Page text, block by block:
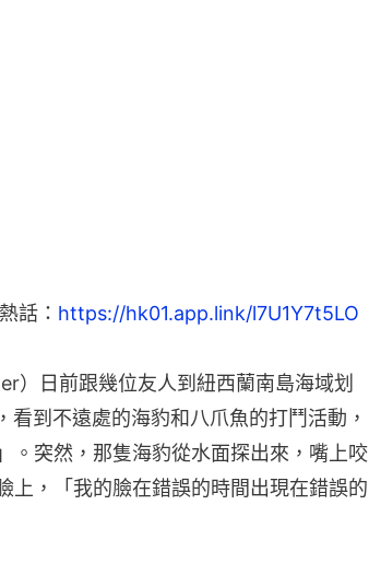
話： https://hk01.app.link/l7U1Y7t5LO
）日前跟幾位友人到紐西蘭南島海域划
到不遠處的海豹和八爪魚的打鬥活動，
。突然，那隻海豹從水面探出來，嘴上咬
上，「我的臉在錯誤的時間出現在錯誤的